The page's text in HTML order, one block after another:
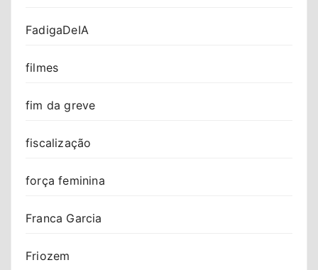
FadigaDeIA
filmes
fim da greve
fiscalização
força feminina
Franca Garcia
Friozem